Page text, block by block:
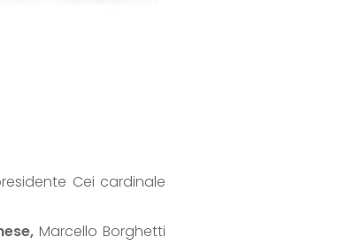
Cei cardinale
Marcello Borghetti